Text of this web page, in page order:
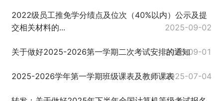
2022级员工推免学分绩点及位次（40%以内）公示及提
交相关材料的...
2025-09-02
关于做好2025-2026第一学期二次考试安排的通知
2025-09-01
2025-2026学年第一学期班级课表及教师课表2025-07-04